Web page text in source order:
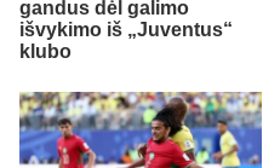
gandus dėl galimo
išvykimo iš „Juventus“
klubo